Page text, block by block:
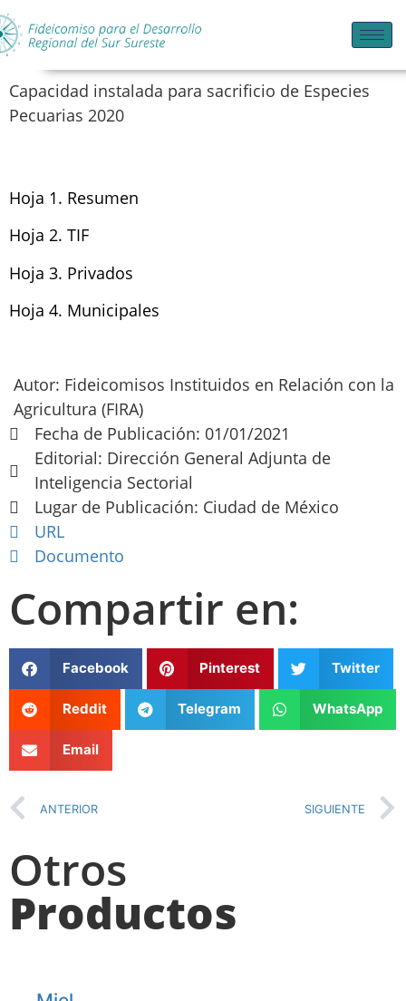
Capacidad instalada para sacrificio de Especies
Pecuarias 2020
Hoja 1. Resumen
Hoja 2. TIF
Hoja 3. Privados
Hoja 4. Municipales
Autor: Fideicomisos Instituidos en Relación con la
Agricultura (FIRA)
Fecha de Publicación: 01/01/2021
Editorial: Dirección General Adjunta de
Inteligencia Sectorial
Lugar de Publicación: Ciudad de México
URL
Documento
Compartir en:
Facebook Pinterest Twitter
Reddit Telegram WhatsApp
Email
ANTERIOR SIGUIENTE
Otros
Productos